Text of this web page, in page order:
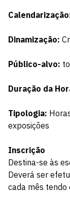
Dinamização:
Público-alvo:
Duração da
Tipologia:
exposições
Inscrição
Destina-se às
Deverá ser
cada mês tendo